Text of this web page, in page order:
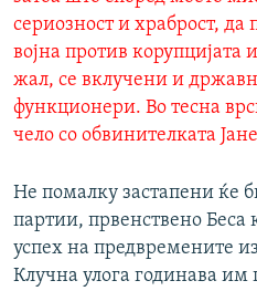
сериозност и храброст, да
војна против
жал, се вклучени и
функционери. Во тесна
чело со обвинителката
Не помалку застапени ќе
партии, првенствено Беса
успех на предвремените
Клучна улога годинава им